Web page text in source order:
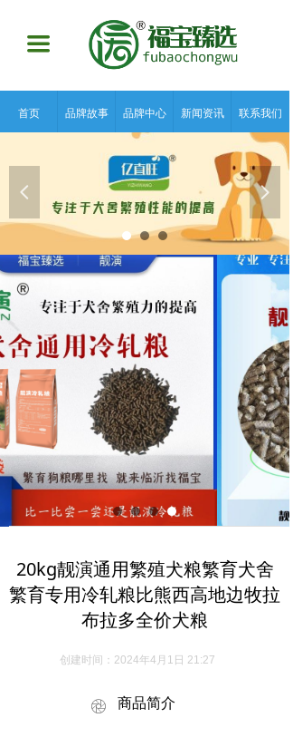
끀
넳 넲
首页 品牌故事 品牌中心 新闻资讯 联系我们
20kg靓演通用繁殖犬粮繁育犬舍
繁育专用冷轧粮比熊西高地边牧拉
布拉多全价犬粮
商品简介
创建时间： 2024年4月1日 21:27
ꁵ